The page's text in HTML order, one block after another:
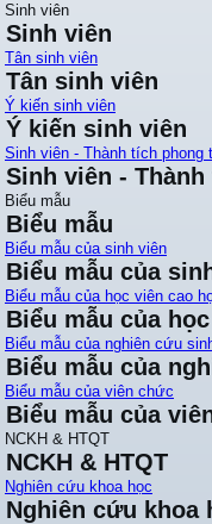
Sinh viên
Sinh viên
Tân sinh viên
Tân sinh viên
Ý kiến sinh viên
Ý kiến sinh viên
Sinh viên - Thành tích phong
Sinh viên -
Biểu mẫu
Biểu mẫu
Biểu mẫu của sinh viên
Biểu mẫu của
Biểu mẫu của học viên cao
Biểu mẫu của
Biểu mẫu của nghiên cứu
Biểu mẫu của
Biểu mẫu của viên chức
Biểu mẫu của
NCKH & HTQT
NCKH & HTQT
Nghiên cứu khoa học
Nghiên cứu khoa